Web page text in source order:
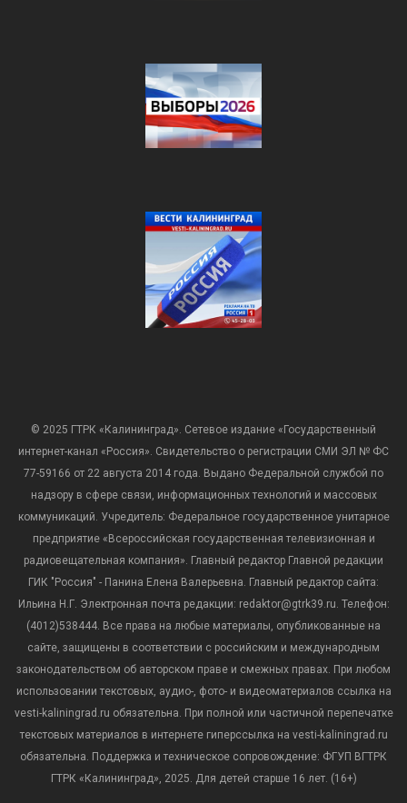
© 2025 ГТРК «Калининград». Сетевое издание «Государственный
интернет-канал «Россия». Свидетельство о регистрации СМИ ЭЛ № ФС
77-59166 от 22 августа 2014 года. Выдано Федеральной службой по
надзору в сфере связи, информационных технологий и массовых
коммуникаций. Учредитель: Федеральное государственное унитарное
предприятие «Всероссийская государственная телевизионная и
радиовещательная компания». Главный редактор Главной редакции
ГИК "Россия" - Панина Елена Валерьевна. Главный редактор сайта:
Ильина Н.Г. Электронная почта редакции: redaktor@gtrk39.ru. Телефон:
(4012)538444. Все права на любые материалы, опубликованные на
сайте, защищены в соответствии с российским и международным
законодательством об авторском праве и смежных правах. При любом
использовании текстовых, аудио-, фото- и видеоматериалов ссылка на
vesti-kaliningrad.ru обязательна. При полной или частичной перепечатке
текстовых материалов в интернете гиперссылка на vesti-kaliningrad.ru
обязательна. Поддержка и техническое сопровождение: ФГУП ВГТРК
ГТРК «Калининград», 2025. Для детей старше 16 лет. (16+)